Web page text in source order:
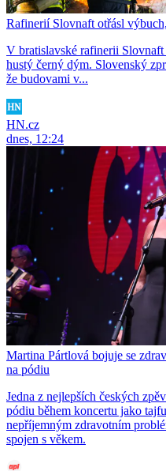
Rafinerií Slovnaft otřásl
V bratislavské rafinerii
hustý černý dým. Slovenský
že budovami v...
HN.cz
dnes, 12:24
Martina Pártlová bojuje se
na pódiu
Jedna z nejlepších českých
pódiu během koncertu jako
nepříjemným zdravotním
spojen s věkem.